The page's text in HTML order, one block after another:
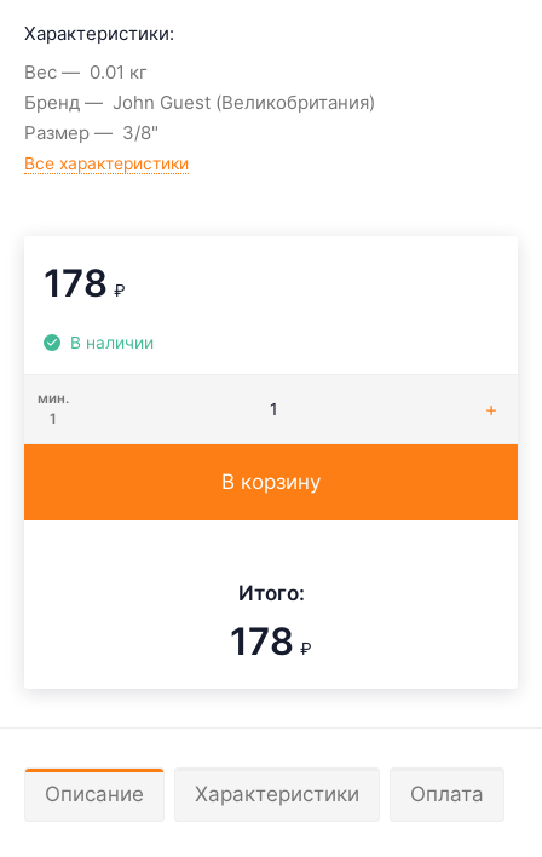
Характеристики:
Вес
0.01 кг
Бренд
John Guest (Великобритания)
Размер
3/8"
Все характеристики
178 ₽
В наличии
мин.
1
В корзину
Итого:
178 ₽
Описание Характеристики Оплата